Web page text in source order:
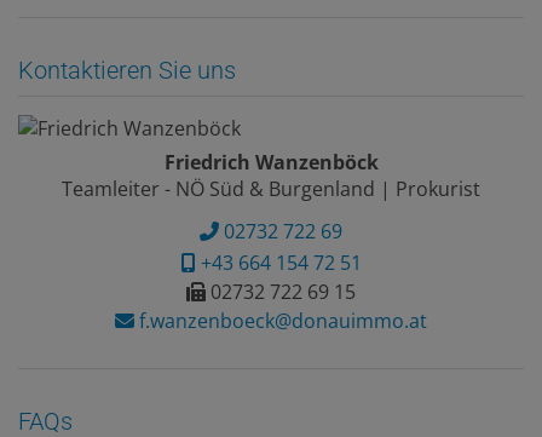
Kontaktieren Sie uns
Friedrich Wanzenböck
Teamleiter - NÖ Süd & Burgenland | Prokurist
02732 722 69
+43 664 154 72 51
02732 722 69 15
f.wanzenboeck@donauimmo.at
FAQs